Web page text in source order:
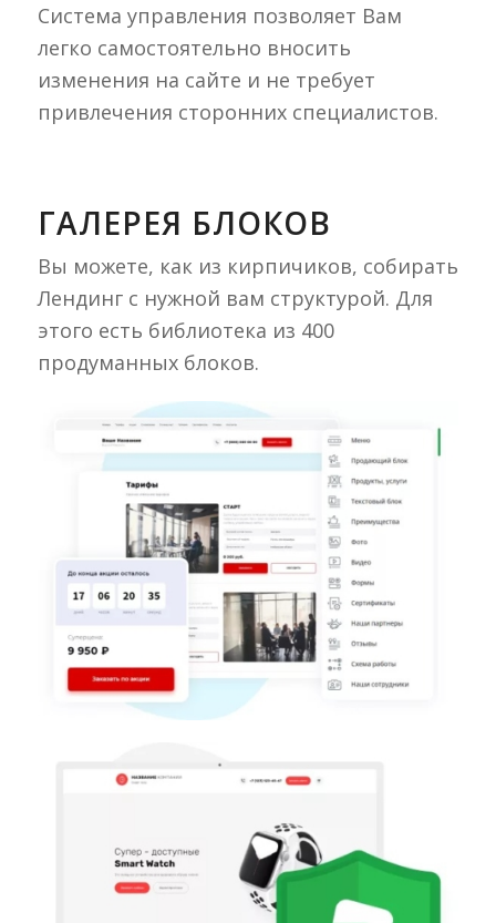
Система управления позволяет Вам
легко самостоятельно вносить
изменения на сайте и не требует
привлечения сторонних специалистов.
ГАЛЕРЕЯ БЛОКОВ
Вы можете, как из кирпичиков, собирать
Лендинг с нужной вам структурой. Для
этого есть библиотека из 400
продуманных блоков.